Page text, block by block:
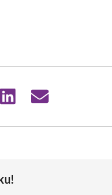
Share
Share